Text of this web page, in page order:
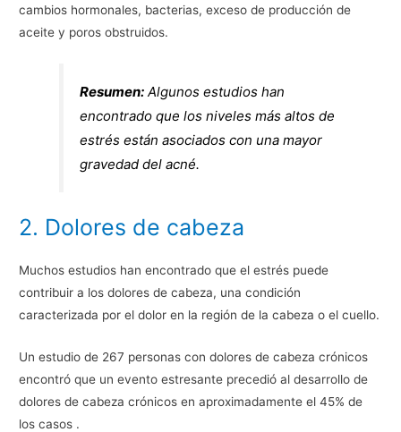
cambios hormonales, bacterias, exceso de producción de
aceite y poros obstruidos.
Resumen: Algunos estudios han
encontrado que los niveles más altos de
estrés están asociados con una mayor
gravedad del acné.
2. Dolores de cabeza
Muchos estudios han encontrado que el estrés puede
contribuir a los dolores de cabeza, una condición
caracterizada por el dolor en la región de la cabeza o el cuello.
Un estudio de 267 personas con dolores de cabeza crónicos
encontró que un evento estresante precedió al desarrollo de
dolores de cabeza crónicos en aproximadamente el 45% de
los casos .